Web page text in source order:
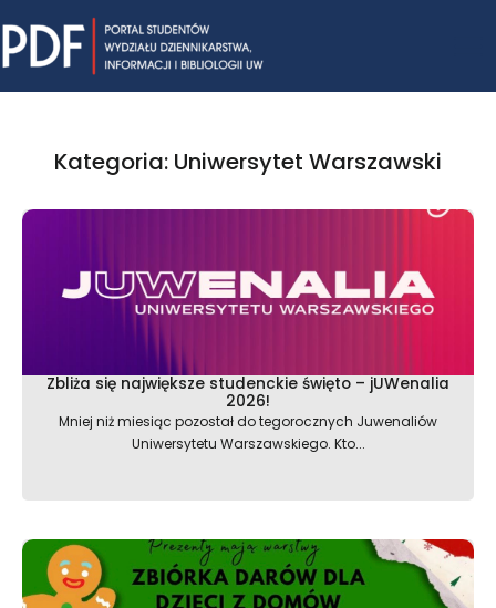
to
content
Kategoria: Uniwersytet Warszawski
Zbliża się największe studenckie święto – jUWenalia
2026!
Mniej niż miesiąc pozostał do tegorocznych Juwenaliów
Uniwersytetu Warszawskiego. Kto...